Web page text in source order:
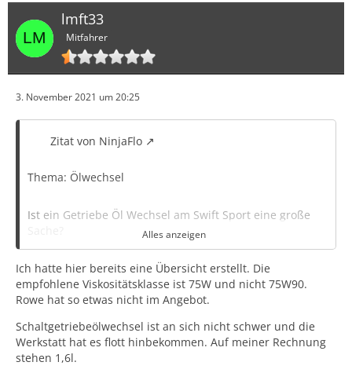
lmft33
Mitfahrer
3. November 2021 um 20:25
Zitat von NinjaFlo
Thema: Ölwechsel
Ist ein Getriebe Öl Wechsel am Swift Sport eine große
Ablasschraube und Einfüllschraube gut zugänglich?
Füllstand? bis aus einfüll Öffnung raus kommt?
Und welches Öl sollte man jetzt nehmen?
Alles anzeigen
Ich hatte hier bereits eine Übersicht erstellt. Die
empfohlene Viskositätsklasse ist 75W und nicht 75W90.
Rowe hat so etwas nicht im Angebot.
Schaltgetriebeölwechsel ist an sich nicht schwer und die
Werkstatt hat es flott hinbekommen. Auf meiner Rechnung
stehen 1,6l.